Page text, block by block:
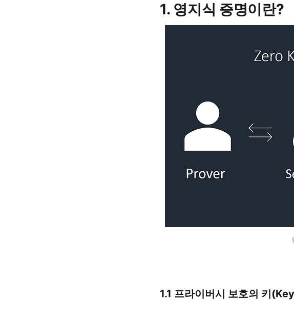
1. 영지식 증명이란?
1.1 프라이버시 보호의 키